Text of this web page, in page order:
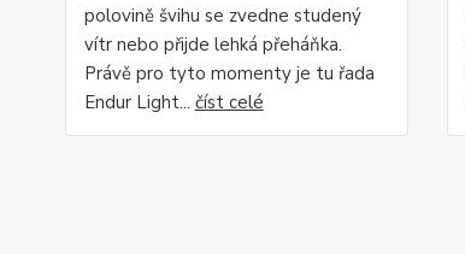
polovině švihu se zvedne studený
vítr nebo přijde lehká přeháňka.
Právě pro tyto momenty je tu řada
Endur Light... číst celé